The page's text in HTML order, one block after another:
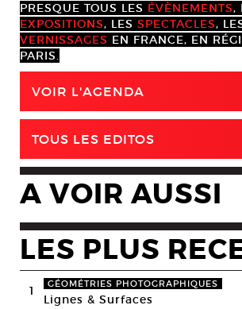
PRESQUE TOUS LES ÉVÈNEMENTS,
EXPOSITIONS, LES SPECTACLES,
VERNISSAGES EN FRANCE, EN
PARIS.
VOIR L'AGENDA
TOUS LES EDITOS
A VOIR AUSSI
LES PLUS
1 GÉOMÉTRIES PHOTOGRAPHIQUES
Lignes & Surfaces